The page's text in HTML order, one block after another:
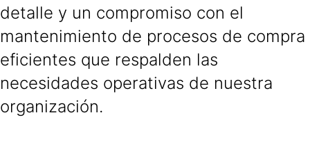
detalle y un compromiso con el
mantenimiento de procesos de compra
eficientes que respalden las
necesidades operativas de nuestra
organización.